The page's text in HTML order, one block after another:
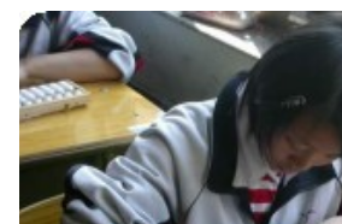
教育目的是教學方法和速算技能的培養，
質的提升，由此珠心算教學在國小開展具有
師、家長們所認可。 我于1997..